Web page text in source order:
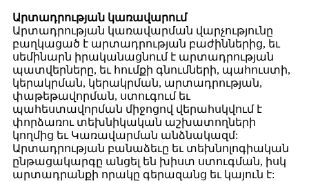
Արտադրության կառավարում
Արտադրության կառավարման վարչությունը
բաղկացած է արտադրության բաժիններից, եւ
սեմինարն իրականացնում է արտադրության
պատվերները, եւ հումքի գնումների, պահուստի,
կերակրման, կերակրման, արտադրության,
փաթեթավորման, ստուգում եւ
պահեստավորման միջոցով վերահսկվում է
փորձառու տեխնիկական աշխատողների
կողմից եւ Կառավարման անձնակազմ:
Արտադրության բանաձեւը եւ տեխնոլոգիական
ընթացակարգը անցել են խիստ ստուգման, իսկ
արտադրանքի որակը գերազանց եւ կայուն է: